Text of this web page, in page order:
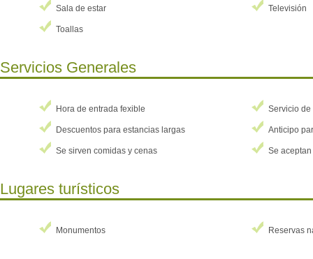
Sala de estar Televisión
Toallas
Servicios Generales
Hora de entrada fexible Servicio
Descuentos para estancias largas Anticipo
Se sirven comidas y cenas Se
Lugares turísticos
Monumentos Reservas